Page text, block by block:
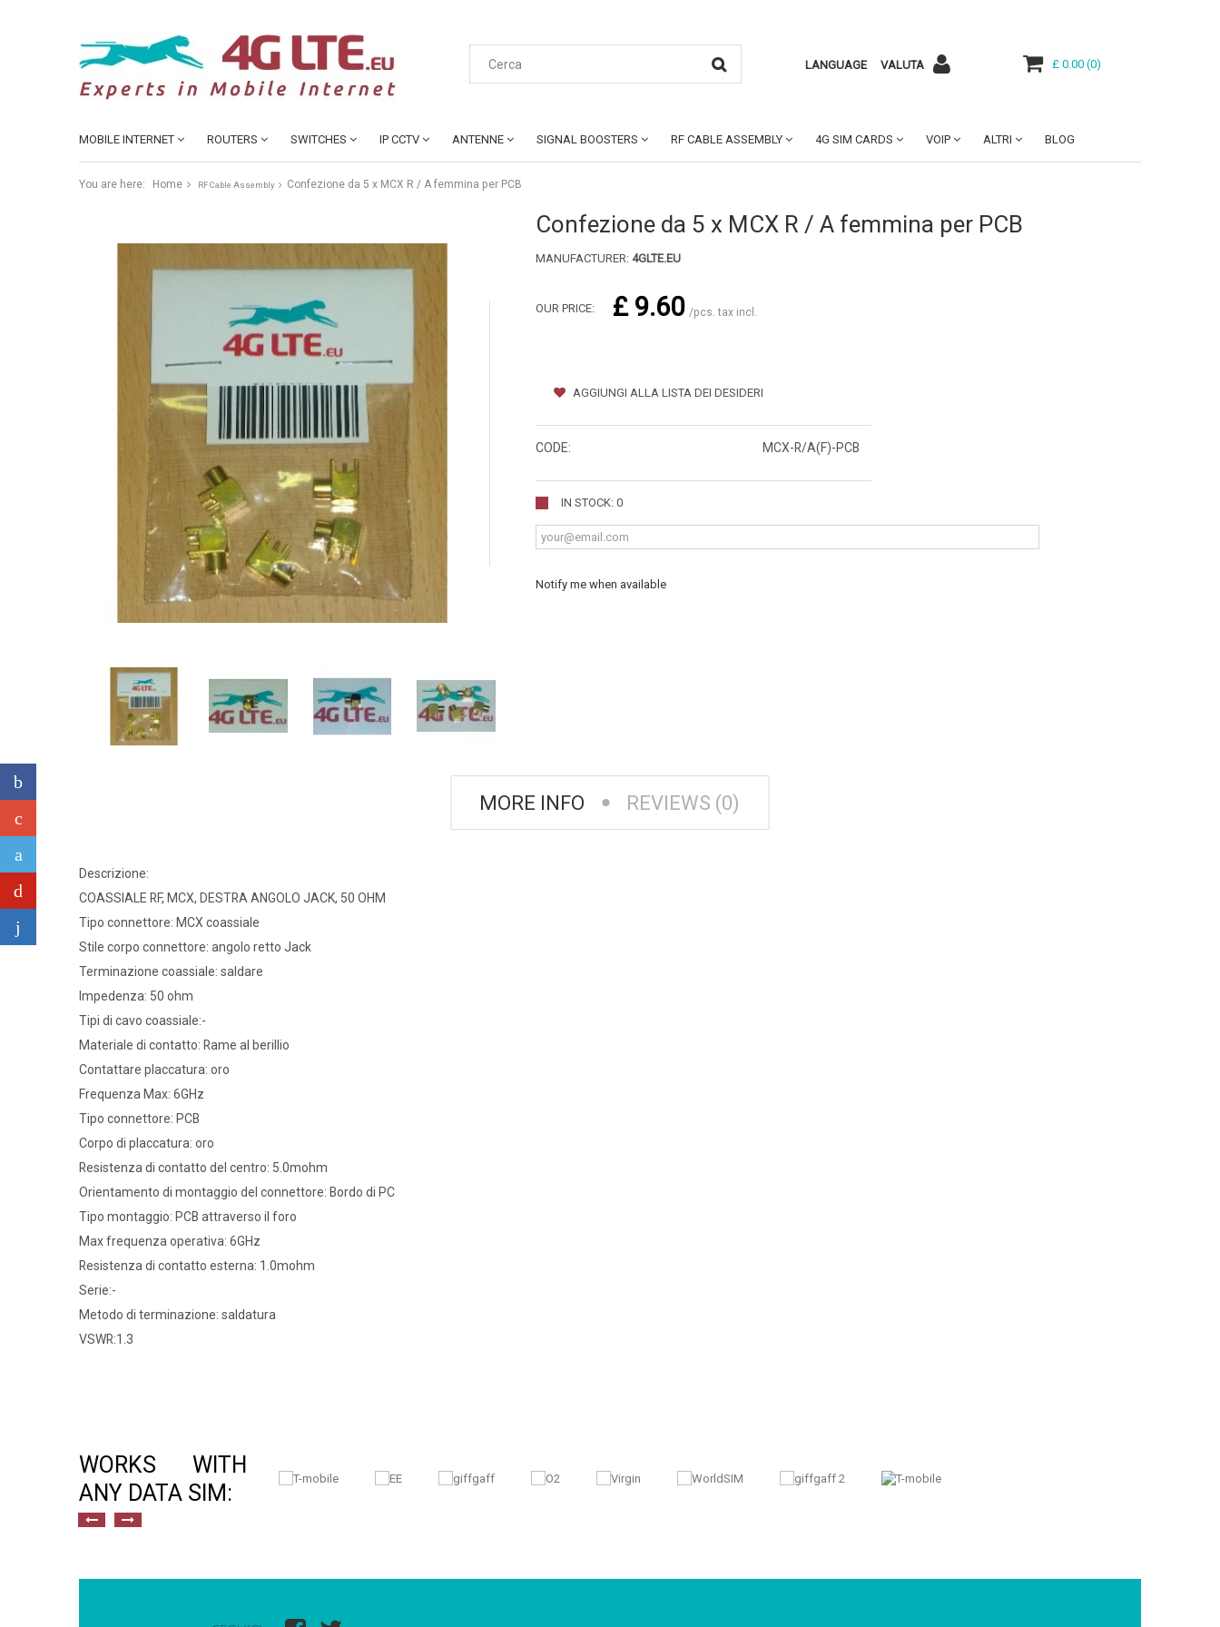
LANGUAGE VALUTA £ 0.00 (0)
MOBILE INTERNET ROUTERS SWITCHES IP CCTV ANTENNE SIGNAL BOOSTERS RF CABLE ASSEMBLY 4G SIM CARDS VOIP ALTRI BLOG
You are here: Home RF Cable Assembly Confezione da 5 x MCX R / A femmina per PCB
Confezione da 5 x MCX R / A femmina per PCB
MANUFACTURER: 4GLTE.EU
OUR PRICE: £ 9.60 /pcs. tax incl.
AGGIUNGI ALLA LISTA DEI DESIDERI
CODE: MCX-R/A(F)-PCB
IN STOCK: 0
Notify me when available
MORE INFO REVIEWS (0)
Descrizione:
COASSIALE RF, MCX, DESTRA ANGOLO JACK, 50 OHM
Tipo connettore: MCX coassiale
Stile corpo connettore: angolo retto Jack
Terminazione coassiale: saldare
Impedenza: 50 ohm
Tipi di cavo coassiale:-
Materiale di contatto: Rame al berillio
Contattare placcatura: oro
Frequenza Max: 6GHz
Tipo connettore: PCB
Corpo di placcatura: oro
Resistenza di contatto del centro: 5.0mohm
Orientamento di montaggio del connettore: Bordo di PC
Tipo montaggio: PCB attraverso il foro
Max frequenza operativa: 6GHz
Resistenza di contatto esterna: 1.0mohm
Serie:-
Metodo di terminazione: saldatura
VSWR:1.3
WORKS WITH
ANY DATA SIM: